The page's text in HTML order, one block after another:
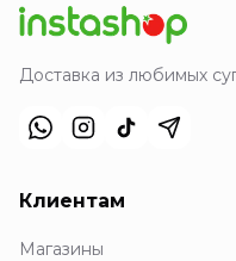
Доставка из любимых
Клиентам
Магазины